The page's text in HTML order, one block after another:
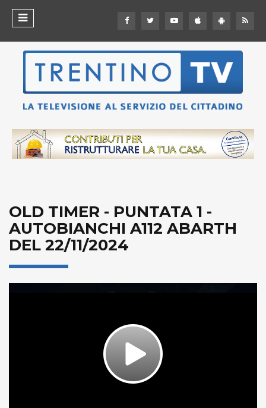
OLD TIMER - PUNTATA 1 -
AUTOBIANCHI A112 ABARTH
DEL 22/11/2024
Play
Video